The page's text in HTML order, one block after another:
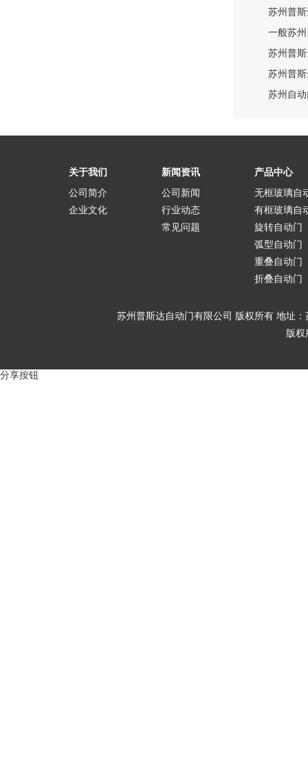
苏州普
一般苏
苏州普
苏州普
苏州自
关于我们
公司简介
企业文化
新闻资讯
公司新闻
行业动态
常见问题
产品中心
无框玻璃自
有框玻璃自
旋转自动门
弧型自动门
重叠自动门
折叠自动门
苏州普斯达自动门有限公司 版权所有 地址
版
分享按钮